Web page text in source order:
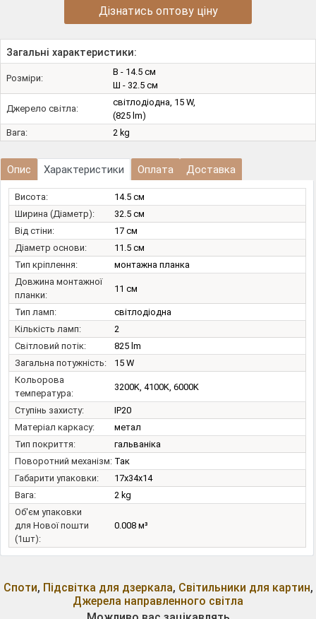
Дізнатись оптову ціну
Загальні характеристики:
Розміри:
В - 14.5 см
Ш - 32.5 см
Джерело світла:
світлодіодна, 15 W,
(825 lm)
Вага:
2 kg
Опис Характеристики Оплата Доставка
Висота:
14.5 см
Ширина (Діаметр):
32.5 см
Від стіни:
17 см
Діаметр основи:
11.5 см
Тип кріплення:
монтажна планка
Довжина монтажної
планки:
11 см
Тип ламп:
світлодіодна
Кількість ламп:
2
Світловий потік:
825 lm
Загальна потужність:
15 W
Кольорова
температура:
3200K, 4100K, 6000K
Ступінь захисту:
IP20
Матеріал каркасу:
метал
Тип покриття:
гальваніка
Поворотний механізм: Так
Габарити упаковки:
17x34x14
Вага:
2 kg
Об'єм упаковки
для Нової пошти
(1шт):
0.008 м³
Споти, Підсвітка для дзеркала, Світильники для картин,
Джерела направленного світла